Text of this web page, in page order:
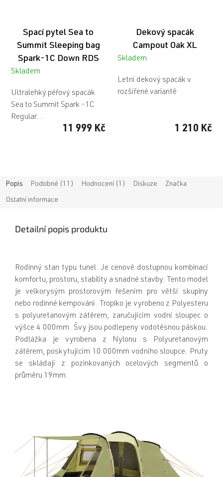
Spací pytel Sea to
Summit Sleeping bag
Spark-1C Down RDS
Skladem
11 999 Kč
Ultralehký péřový spacák
Sea to Summit Spark -1C
Regular...
Dekový spacák
Campout Oak XL
Skladem
1 210 Kč
Letní dekový spacák v
rozšířené variantě
Popis Podobné (11) Hodnocení (1) Diskuze Značka
Ostatní informace
Detailní popis produktu
Rodinný stan typu tunel. Je cenově dostupnou kombinací
komfortu, prostoru, stability a snadné stavby. Tento model
je velkorysým prostorovým řešením pro větší skupiny
nebo rodinné kempování. Tropiko je vyrobeno z Polyesteru
s polyuretanovým zátěrem, zaručujícím vodní sloupec o
výšce 4 000mm. Švy jsou podlepeny vodotěsnou páskou.
Podlážka je vyrobena z Nylonu s Polyuretanovým
zátěrem, poskytujícím 10 000mm vodního sloupce. Pruty
se skládají z pozinkovaných ocelových segmentů o
průměru 19mm.